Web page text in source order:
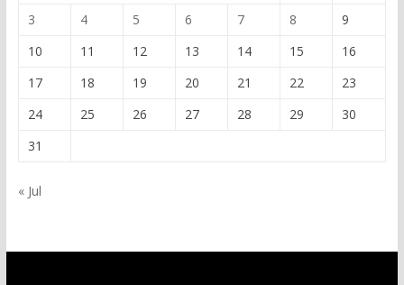
3
4 5 6 7 8
9
10
11 12 13 14 15
16
17
18 19 20 21 22
23
24
25 26 27 28 29
30
31
« Jul